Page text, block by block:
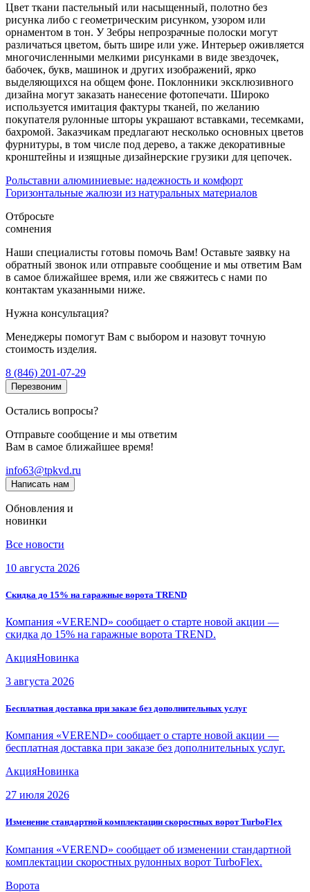
Цвет ткани пастельный или насыщенный, полотно без
рисунка либо с геометрическим рисунком, узором или
орнаментом в тон. У Зебры непрозрачные полоски могут
различаться цветом, быть шире или уже. Интерьер оживляется
многочисленными мелкими рисунками в виде звездочек,
бабочек, букв, машинок и других изображений, ярко
выделяющихся на общем фоне. Поклонники эксклюзивного
дизайна могут заказать нанесение фотопечати. Широко
используется имитация фактуры тканей, по желанию
покупателя рулонные шторы украшают вставками, тесемками,
бахромой. Заказчикам предлагают несколько основных цветов
фурнитуры, в том числе под дерево, а также декоративные
кронштейны и изящные дизайнерские грузики для цепочек.
Рольставни алюминиевые: надежность и комфорт
Горизонтальные жалюзи из натуральных материалов
Отбросьте
сомнения
Наши специалисты готовы помочь Вам! Оставьте заявку на
обратный звонок или отправьте сообщение и мы ответим Вам
в самое ближайшее время, или же свяжитесь с нами по
контактам указанными ниже.
Нужна консультация?
Менеджеры помогут Вам с выбором и назовут точную
стоимость изделия.
8 (846) 201-07-29
Перезвоним
Остались вопросы?
Отправьте сообщение и мы ответим
Вам в самое ближайшее время!
info63@tpkvd.ru
Написать нам
Обновления и
новинки
Все новости
10 августа 2026
Скидка до 15% на гаражные ворота TREND
Компания «VEREND» сообщает о старте новой акции —
скидка до 15% на гаражные ворота TREND.
АкцияНовинка
3 августа 2026
Бесплатная доставка при заказе без дополнительных услуг
Компания «VEREND» сообщает о старте новой акции —
бесплатная доставка при заказе без дополнительных услуг.
АкцияНовинка
27 июля 2026
Изменение стандартной комплектации скоростных ворот TurboFlex
Компания «VEREND» сообщает об изменении стандартной
комплектации скоростных рулонных ворот TurboFlex.
Ворота